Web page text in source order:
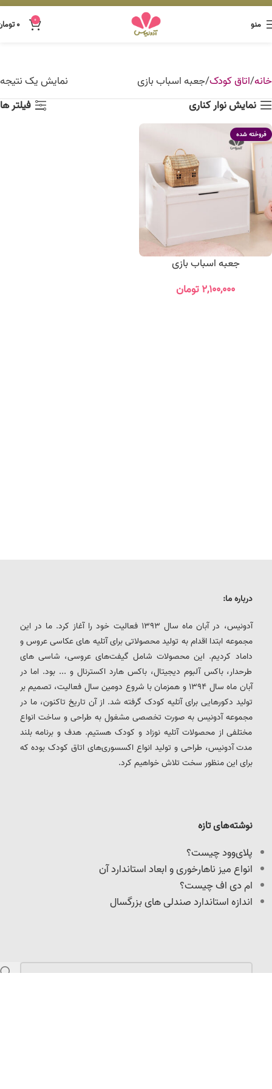
منو 0 ۰
خانه اتاق کودک جعبه اسباب بازی
نمایش یک نتیجه
نمایش نوار کناری
فیلتر ها
فروخته شده
جعبه اسباب بازی
۲,۱۰۰,۰۰۰تومان
نوشته‌های تازه
پلای‌وود چیست؟
انواع میز ناهارخوری و ابعاد استاندارد آن
ام دی اف چیست؟
اندازه استاندارد صندلی های بزرگسال
درباره ما:
آدونیس، در آبان ماه سال 1393 فعالیت خود را آغاز کرد. ما در این
مجموعه ابتدا اقدام به تولید محصولاتی برای آتلیه های عکاسی عروس و
داماد کردیم. این محصولات شامل گیفت‌های عروسی، شاسی های
طرحدار، باکس آلبوم دیجیتال، باکس هارد اکسترنال و ... بود. اما در
آبان ماه سال 1394 و همزمان با شروع دومین سال فعالیت، تصمیم بر
تولید دکورهایی برای آتلیه کودک گرفته شد. از آن تاریخ تاکنون، ما در
مجموعه آدونیس به صورت تخصصی مشغول به طراحی و ساخت انواع
مختلفی از محصولات آتلیه نوزاد و کودک هستیم. هدف و برنامه بلند
مدت آدونیس، طراحی و تولید انواع اکسسوری‌های اتاق کودک بوده که
برای این منظور سخت تلاش خواهیم کرد.